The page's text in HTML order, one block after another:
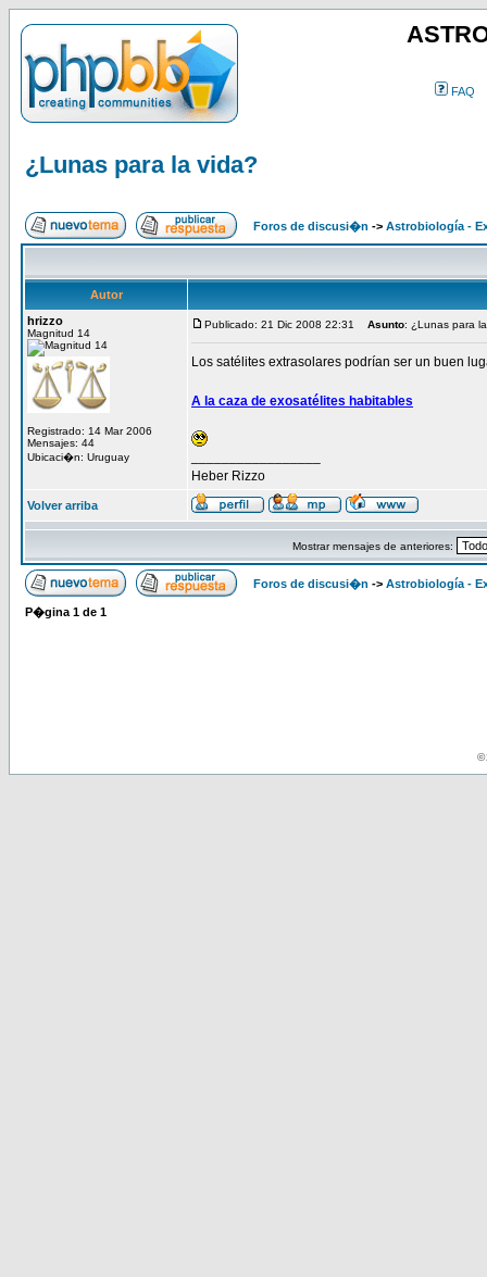
FAQ
¿Lunas para la vida?
Foros de discusi�n -> Astrobiología -
Autor
hrizzo
Magnitud 14
Registrado: 14 Mar 2006
Mensajes: 44
Ubicaci�n: Uruguay
Publicado: 21 Dic 2008 22:31 Asunto: ¿Lunas para
Los satélites extrasolares podrían ser un buen
A la caza de exosatélites habitables
Heber Rizzo
Volver arriba
Mostrar mensajes de anteriores:
Foros de discusi�n -> Astrobiología -
P�gina 1 de 1
©